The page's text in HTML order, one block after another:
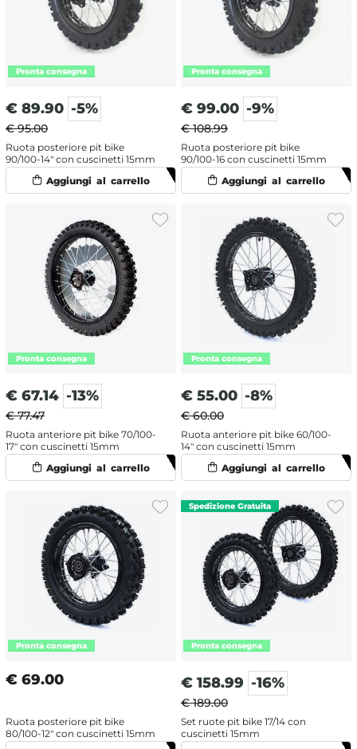
€ 89.90 -5%
€ 95.00
Ruota posteriore pit bike
90/100-14" con cuscinetti 15mm
€ 99.00 -9%
€ 108.99
Ruota posteriore pit bike
90/100-16 con cuscinetti 15mm
€ 67.14 -13%
€ 77.47
Ruota anteriore pit bike 70/100-
17" con cuscinetti 15mm
€ 55.00 -8%
€ 60.00
Ruota anteriore pit bike 60/100-
14" con cuscinetti 15mm
€ 69.00
Ruota posteriore pit bike
80/100-12" con cuscinetti 15mm
€ 158.99 -16%
€ 189.00
Set ruote pit bike 17/14 con
cuscinetti 15mm